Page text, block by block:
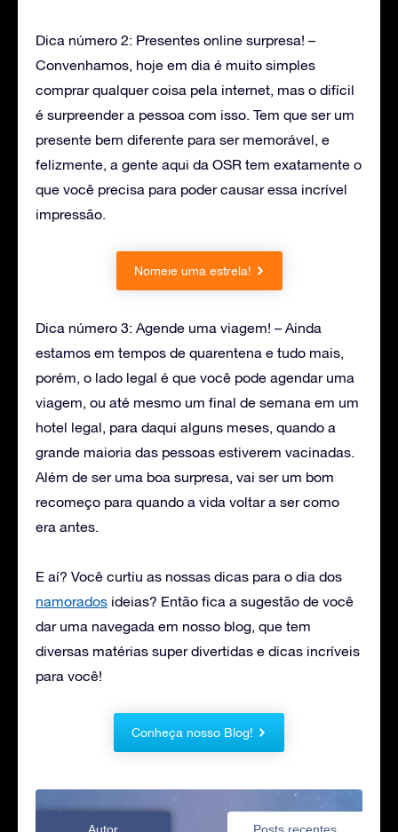
Dica número 2: Presentes online surpresa! –
Convenhamos, hoje em dia é muito simples
comprar qualquer coisa pela internet, mas o difícil
é surpreender a pessoa com isso. Tem que ser um
presente bem diferente para ser memorável, e
felizmente, a gente aqui da OSR tem exatamente o
que você precisa para poder causar essa incrível
impressão.
Nomeie uma estrela!
Dica número 3: Agende uma viagem! – Ainda
estamos em tempos de quarentena e tudo mais,
porém, o lado legal é que você pode agendar uma
viagem, ou até mesmo um final de semana em um
hotel legal, para daqui alguns meses, quando a
grande maioria das pessoas estiverem vacinadas.
Além de ser uma boa surpresa, vai ser um bom
recomeço para quando a vida voltar a ser como
era antes.
E aí? Você curtiu as nossas dicas para o dia dos
namorados ideias? Então fica a sugestão de você
dar uma navegada em nosso blog, que tem
diversas matérias super divertidas e dicas incríveis
para você!
Conheça nosso Blog!